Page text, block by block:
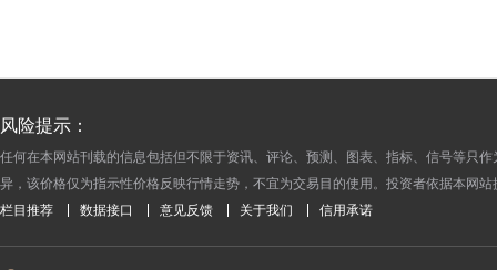
2016-06-27
2016-06-22
2016-06-21
风险提示：
任何在本网站刊载的信息包括但不限于资讯、评论、预测、图表、指标、信号等只
异，该价格仅为指示性价格反映行情走势，不宜为交易目的使用。投资者依据本网
栏目推荐 数据接口 意见反馈 关于我们 信用承诺